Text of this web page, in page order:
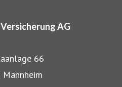
wertvolle Gegenstände wie
Die Mitarbeiter der
nicht nur optimalen
AG
66